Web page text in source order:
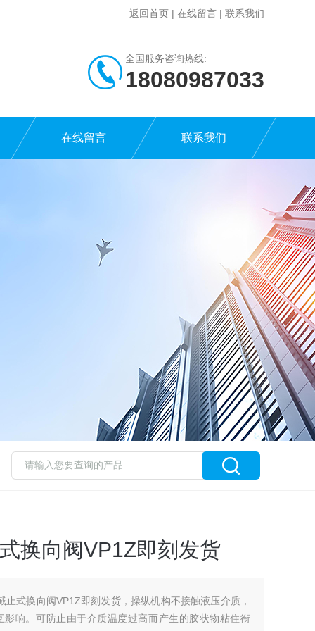
返回首页 | 在线留言 | 联系我们
全国服务咨询热线:
18080987033
在线留言 联系我们
换向阀VP1Z即刻发货
止式换向阀VP1Z即刻发货，操纵机构不接触液压介质，
响。可防止由于介质温度过高而产生的胶状物粘住衔